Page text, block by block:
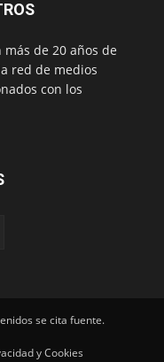
de 20 años de
red de medios
con los
se cita fuente.
y Cookies